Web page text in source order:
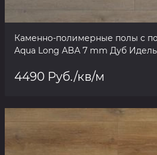
Каменно-полимерные полы с
Aqua Long ABA 7 mm Дуб Идель
4490 Руб./кв/м